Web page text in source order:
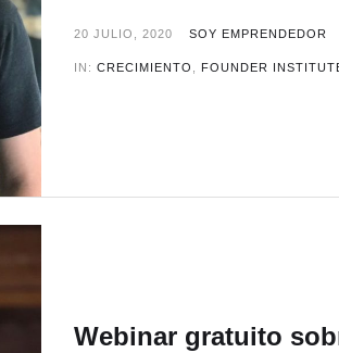
20 JULIO, 2020 SOY EMPRENDEDOR
IN:CRECIMIENTO FOUNDER
Webinar gratuito